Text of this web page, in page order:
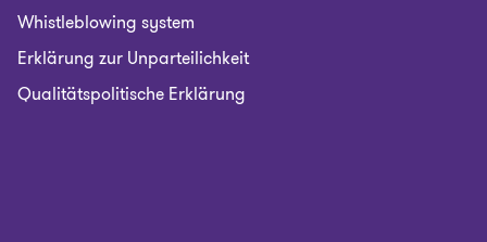
Whistleblowing system
Erklärung zur Unparteilichkeit
Qualitätspolitische Erklärung